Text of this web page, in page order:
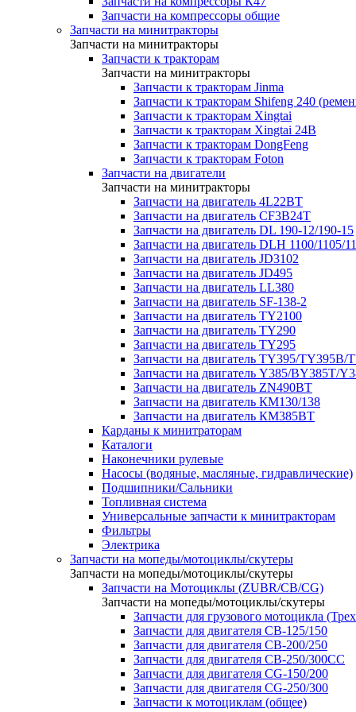
Запчасти на компрессоры общие
Запчасти на минитракторы
Запчасти на минитракторы
Запчасти к тракторам
Запчасти на минитракторы
Запчасти к тракторам Jinma
Запчасти к тракторам Shifeng 240
Запчасти к тракторам Xingtai
Запчасти к тракторам Xingtai 24В
Запчасти к тракторам DongFeng
Запчасти к тракторам Foton
Запчасти на двигатели
Запчасти на минитракторы
Запчасти на двигатель 4L22BT
Запчасти на двигатель CF3B24T
Запчасти на двигатель DL 190-12/190-15
Запчасти на двигатель DLH 1100/1105/
Запчасти на двигатель JD3102
Запчасти на двигатель JD495
Запчасти на двигатель LL380
Запчасти на двигатель SF-138-2
Запчасти на двигатель TY2100
Запчасти на двигатель TY290
Запчасти на двигатель TY295
Запчасти на двигатель TY395/TY395В/
Запчасти на двигатель Y385/BY385T/
Запчасти на двигатель ZN490BT
Запчасти на двигатель КМ130/138
Запчасти на двигатель КМ385ВТ
Карданы к минитраторам
Каталоги
Наконечники рулевые
Насосы (водяные, масляные, гидравлические)
Подшипники/Сальники
Топливная система
Универсальные запчасти к минитракторам
Фильтры
Электрика
Запчасти на мопеды/мотоциклы/скутеры
Запчасти на мопеды/мотоциклы/скутеры
Запчасти на Мотоциклы (ZUBR/CB/CG)
Запчасти на мопеды/мотоциклы/скутеры
Запчасти для грузового мотоцикла
Запчасти для двигателя CB-125/150
Запчасти для двигателя CB-200/250
Запчасти для двигателя CB-250/300СС
Запчасти для двигателя CG-150/200
Запчасти для двигателя CG-250/300
Запчасти к мотоциклам (общее)